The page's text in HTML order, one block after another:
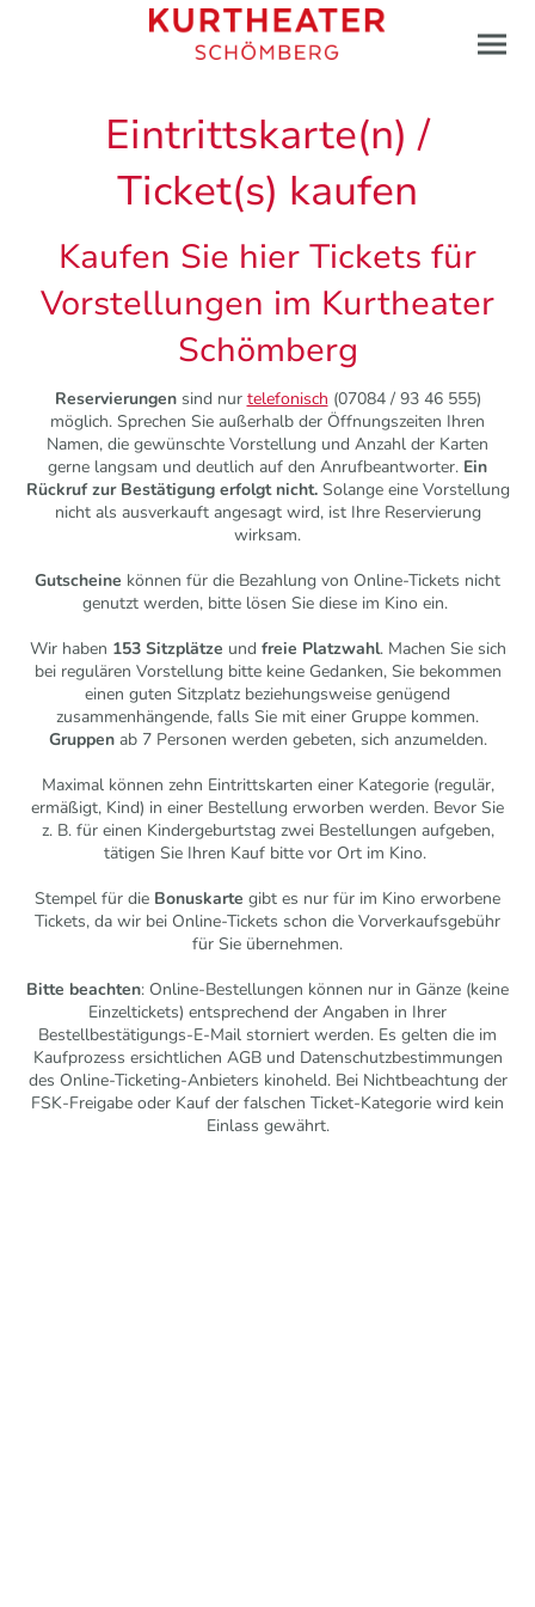
Eintrittskarte(n) /
Ticket(s) kaufen
Kaufen Sie hier Tickets für
Vorstellungen im Kurtheater
Schömberg
Reservierungensind nur telefonisch (07084 / 93 46 555)
möglich. Sprechen Sie außerhalb der Öffnungszeiten Ihren
Namen, die gewünschte Vorstellung und Anzahl der Karten
gerne langsam und deutlich auf den Anrufbeantworter. Ein
Rückruf zur Bestätigung erfolgt nicht.Solange eine Vorstellung
nicht als ausverkauft angesagt wird, ist Ihre Reservierung
wirksam.
Gutscheine können für die Bezahlung von Online-Tickets nicht
genutzt werden, bitte lösen Sie diese im Kino ein.
Wir haben 153 Sitzplätze und freie Platzwahl. Machen Sie sich
bei regulären Vorstellung bitte keine Gedanken, Sie bekommen
einen guten Sitzplatz beziehungsweise genügend
zusammenhängende, falls Sie mit einer Gruppe kommen.
Gruppenab 7 Personen werden gebeten, sich anzumelden.
Maximal können zehn Eintrittskarten einer Kategorie (regulär,
ermäßigt, Kind) in einer Bestellung erworben werden. Bevor Sie
z. B. für einen Kindergeburtstag zwei Bestellungen aufgeben,
tätigen Sie Ihren Kauf bitte vor Ort im Kino.
Stempel für die Bonuskarte gibt es nur für im Kino erworbene
Tickets, da wir bei Online-Tickets schon die Vorverkaufsgebühr
für Sie übernehmen.
Bitte beachten: Online-Bestellungen können nur in Gänze (keine
Einzeltickets) entsprechend der Angaben in Ihrer
Bestellbestätigungs-E-Mail storniert werden. Es gelten die im
Kaufprozess ersichtlichen AGB und Datenschutzbestimmungen
des Online-Ticketing-Anbieters kinoheld. Bei Nichtbeachtung der
FSK-Freigabe oder Kauf der falschen Ticket-Kategorie wird kein
Einlass gewährt.